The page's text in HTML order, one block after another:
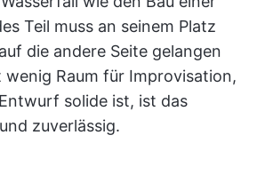
Teil muss an seinem Platz
die andere Seite gelangen
wenig Raum für Improvisation,
solide ist, ist das
zuverlässig.